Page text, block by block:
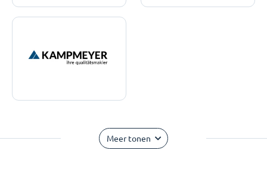
Meer tonen